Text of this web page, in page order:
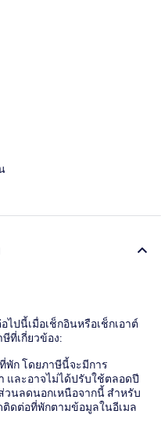
ไปนี้เมื่อเช็กอินหรือเช็กเอาต์
ที่เกี่ยวข้อง:
ก โดยภาษีนี้จะมีการ
และอาจไม่ได้ปรับใช้ตลอดปี
วนลดนอกเหนือจากนี้ สำหรับ
ติดต่อที่พักตามข้อมูลในอีเมล